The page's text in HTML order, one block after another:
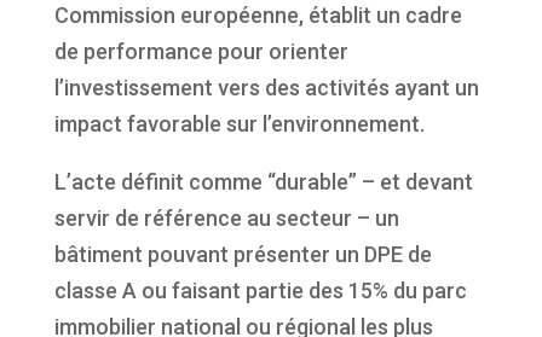
Commission européenne, établit un cadre
de performance pour orienter
l’investissement vers des activités ayant un
impact favorable sur l’environnement.
L’acte définit comme “durable” – et devant
servir de référence au secteur – un
bâtiment pouvant présenter un DPE de
classe A ou faisant partie des 15% du parc
immobilier national ou régional les plus